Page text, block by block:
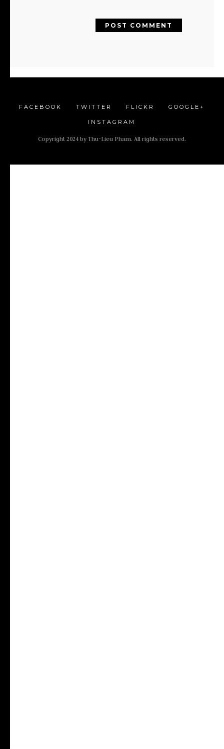
FACEBOOK TWITTER FLICKR GOOGLE+
INSTAGRAM
Copyright 2024 by Thu-Lieu Pham. All rights reserved.